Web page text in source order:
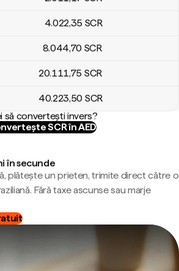
4.022,35 SCR
8.044,70 SCR
20.111,75 SCR
40.223,50 SCR
să convertești invers?
SCR în AED
în secunde
plătește un prieten, trimite direct către o
Fără taxe ascunse sau marje